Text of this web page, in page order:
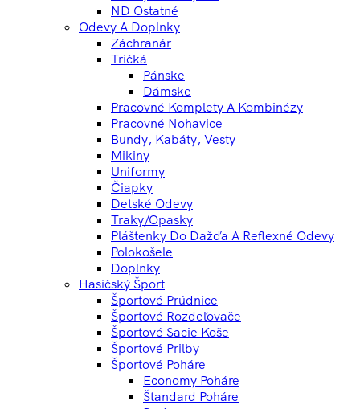
ND Ostatné
Odevy A Doplnky
Záchranár
Tričká
Pánske
Dámske
Pracovné Komplety A Kombinézy
Pracovné Nohavice
Bundy, Kabáty, Vesty
Mikiny
Uniformy
Čiapky
Detské Odevy
Traky/opasky
Pláštenky Do Dažďa A Reflexné Odevy
Polokošele
Doplnky
Hasičský Šport
Športové Prúdnice
Športové Rozdeľovače
Športové Sacie Koše
Športové Prilby
Športové Poháre
Economy Poháre
Štandard Poháre